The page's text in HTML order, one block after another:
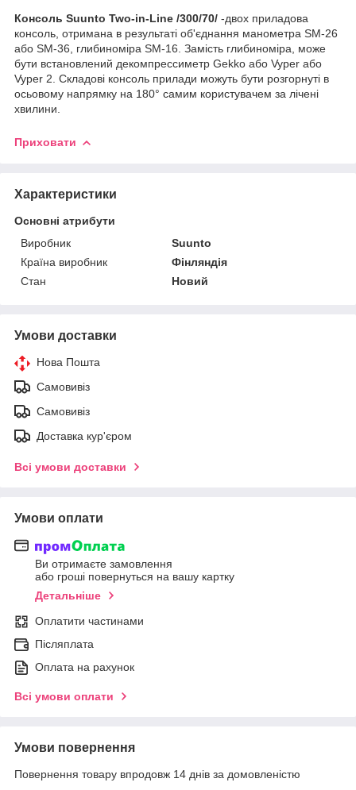
Консоль Suunto Two-in-Line /300/70/ -двох приладова
консоль, отримана в результаті об'єднання манометра SM-26
або SM-36, глибиноміра ЅМ-16. Замість глибиноміра, може
бути встановлений декомпрессиметр Gekko або Vyper або
Vyper 2. Складові консоль прилади можуть бути розгорнуті в
осьовому напрямку на 180° самим користувачем за лічені
хвилини.
Приховати
Характеристики
Основні атрибути
Виробник
Suunto
Країна виробник
Фінляндія
Стан
Новий
Умови доставки
Нова Пошта
Самовивіз
Самовивіз
Доставка кур'єром
Всі умови доставки
Умови оплати
Ви отримаєте замовлення
або гроші повернуться на вашу картку
Детальніше
Оплатити частинами
Післяплата
Оплата на рахунок
Всі умови оплати
Умови повернення
Повернення товару впродовж 14 днів за домовленістю